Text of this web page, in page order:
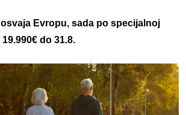
Evropu, sada po specijalnoj
do 31.8.